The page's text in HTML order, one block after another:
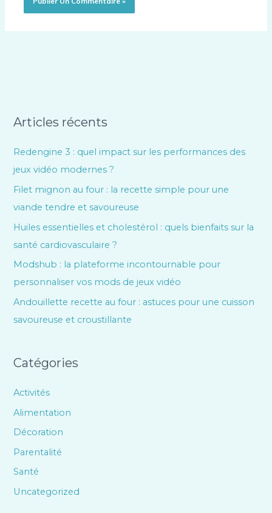
Articles récents
Redengine 3 : quel impact sur les performances des
jeux vidéo modernes ?
Filet mignon au four : la recette simple pour une
viande tendre et savoureuse
Huiles essentielles et cholestérol : quels bienfaits sur la
santé cardiovasculaire ?
Modshub : la plateforme incontournable pour
personnaliser vos mods de jeux vidéo
Andouillette recette au four : astuces pour une cuisson
savoureuse et croustillante
Catégories
Activités
Alimentation
Décoration
Parentalité
Santé
Uncategorized